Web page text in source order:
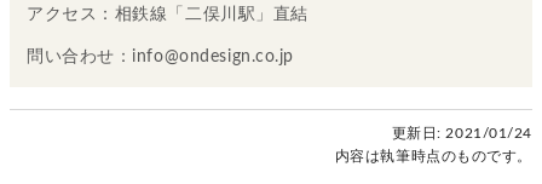
アクセス：相鉄線「二俣川駅」直結
問い合わせ：info@ondesign.co.jp
更新日: 2021/01/24
内容は執筆時点のものです。